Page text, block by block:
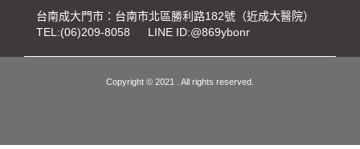
台南成大門市：台南市北區勝利路182號（近成大醫院）
TEL:(06)209-8058 LINE ID:@869ybonr
Copyright © 2021 . All rights reserved.